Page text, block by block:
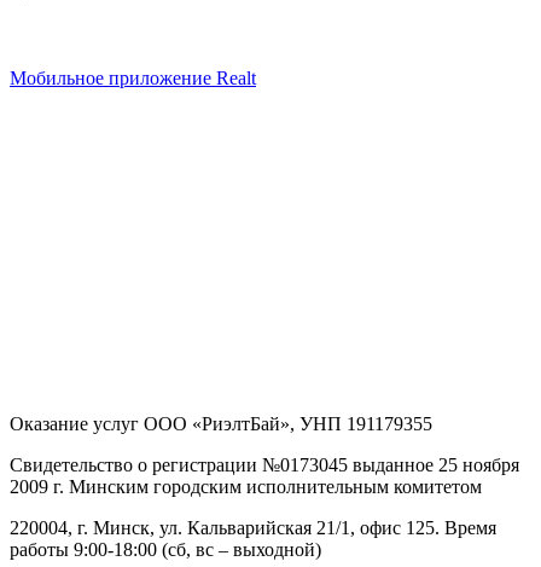
Мобильное приложение Realt
Оказание услуг ООО «РиэлтБай», УНП 191179355
Свидетельство о регистрации №0173045 выданное 25 ноября
2009 г. Минским городским исполнительным комитетом
220004, г. Минск, ул. Кальварийская 21/1, офис 125. Время
работы 9:00-18:00 (сб, вс – выходной)